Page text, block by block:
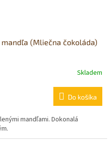
(Mliečna čokoláda)
Skladem
Do košíka
mandľami. Dokonalá